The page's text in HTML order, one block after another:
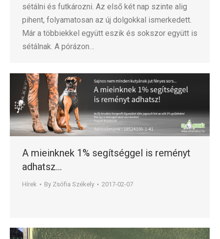
sétálni és futkározni. Az első két nap szinte alig
pihent, folyamatosan az új dolgokkal ismerkedett.
Már a többiekkel együtt eszik és sokszor együtt is
sétálnak. A pórázon…
A mieinknek 1% segítséggel is reményt
adhatsz…
Hírek By Zsófia Székely 2017-02-07